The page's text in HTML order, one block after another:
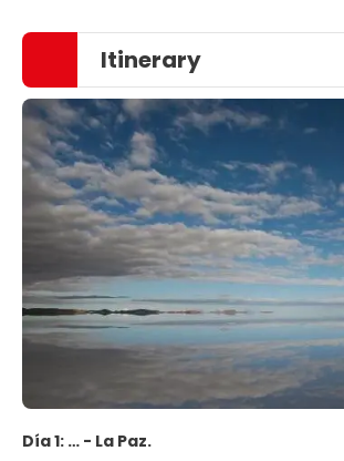
Itinerary
Día 1: … - La Paz.